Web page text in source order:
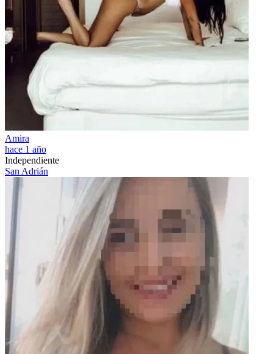
Amira
hace 1 año
Independiente
San Adrián